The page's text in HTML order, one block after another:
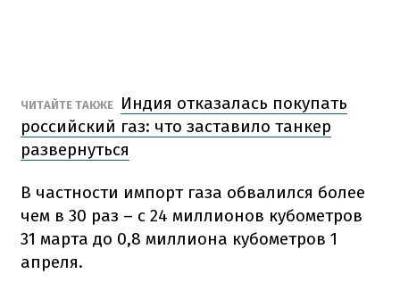
ЧИТАЙТЕ ТАКЖЕ
Индия отказалась покупать
российский газ: что заставило танкер
развернуться
В частности импорт газа обвалился более
чем в 30 раз – с 24 миллионов кубометров
31 марта до 0,8 миллиона кубометров 1
апреля.